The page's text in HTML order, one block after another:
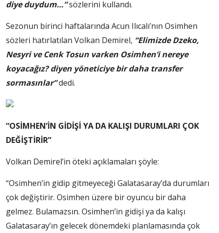
diye duydum…”sözlerini kullandı.
Sezonun birinci haftalarında Acun Ilıcalı’nın Osimhen
sözleri hatırlatılan Volkan Demirel, “Elimizde Dzeko,
Nesyri ve Cenk Tosun varken Osimhen’i nereye
koyacağız? diyen yöneticiye bir daha transfer
sormasınlar”dedi.
“OSİMHEN’İN GİDİŞİ YA DA KALIŞI DURUMLARI ÇOK
DEĞİŞTİRİR”
Volkan Demirel’in öteki açıklamaları şöyle:
“Osimhen’in gidip gitmeyeceği Galatasaray’da durumları
çok değiştirir. Osimhen üzere bir oyuncu bir daha
gelmez. Bulamazsın. Osimhen’in gidişi ya da kalışı
Galatasaray’ın gelecek dönemdeki planlamasında çok